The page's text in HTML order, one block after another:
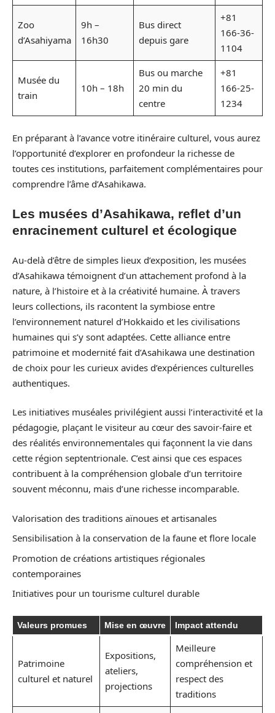
Zoo
d’Asahiyama
9h –
16h30
Bus direct
depuis gare
+81
166-36-
1104
Musée du
train
10h – 18h
Bus ou marche
20 min du
centre
+81
166-25-
1234
En préparant à l’avance votre itinéraire culturel, vous aurez
l’opportunité d’explorer en profondeur la richesse de
toutes ces institutions, parfaitement complémentaires pour
comprendre l’âme d’Asahikawa.
Les musées d’Asahikawa, reflet d’un
enracinement culturel et écologique
Au-delà d’être de simples lieux d’exposition, les musées
d’Asahikawa témoignent d’un attachement profond à la
nature, à l’histoire et à la créativité humaine. À travers
leurs collections, ils racontent la symbiose entre
l’environnement naturel d’Hokkaido et les civilisations
humaines qui s’y sont adaptées. Cette alliance entre
patrimoine et modernité fait d’Asahikawa une destination
de choix pour les curieux avides d’expériences culturelles
authentiques.
Les initiatives muséales privilégient aussi l’interactivité et la
pédagogie, plaçant le visiteur au cœur des savoir-faire et
des réalités environnementales qui façonnent la vie dans
cette région septentrionale. C’est ainsi que ces espaces
contribuent à la compréhension globale d’un territoire
souvent méconnu, mais d’une richesse incomparable.
Valorisation des traditions aïnoues et artisanales
Sensibilisation à la conservation de la faune et flore locale
Promotion de créations artistiques régionales
contemporaines
Initiatives pour un tourisme culturel durable
Valeurs promues Mise en œuvre Impact attendu
Patrimoine
culturel et naturel
Expositions,
ateliers,
projections
Meilleure
compréhension et
respect des
traditions